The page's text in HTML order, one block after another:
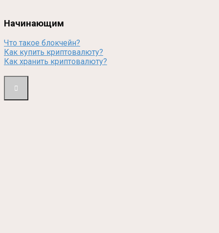
Начинающим
Что такое блокчейн?
Как купить криптовалюту?
Как хранить криптовалюту?